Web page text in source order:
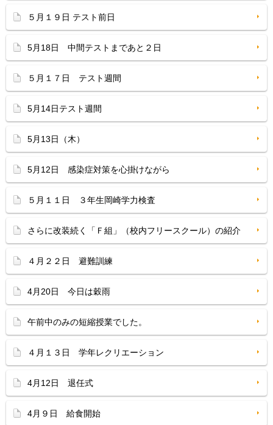
５月１９日 テスト前日
5月18日 中間テストまであと２日
５月１７日 テスト週間
5月14日テスト週間
5月13日（木）
5月12日 感染症対策を心掛けながら
５月１１日 ３年生岡崎学力検査
さらに改装続く「Ｆ組」（校内フリースクール）の紹介
４月２２日 避難訓練
4月20日 今日は穀雨
午前中のみの短縮授業でした。
４月１３日 学年レクリエーション
4月12日 退任式
4月９日 給食開始